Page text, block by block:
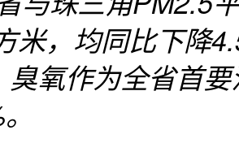
米，均同比下降
臭氧作为全省首